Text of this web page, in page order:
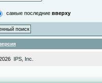
самые последние вверху
IPS, Inc